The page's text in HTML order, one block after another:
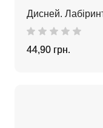
Дисней.
44,90 грн.